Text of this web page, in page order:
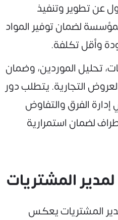
عن تطوير وتنفيذ
لضمان توفير المواد
وأقل تكلفة.
تحليل الموردين، وضمان
التجارية. يتطلب دور
الفرق والتفاوض
لضمان استمرارية
المشتريات
المشتريات يعكس